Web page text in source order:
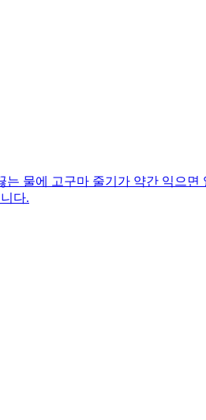
물에 고구마 줄기가 약간 익으
다.